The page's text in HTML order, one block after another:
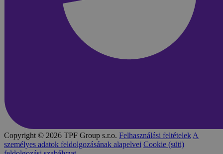
Copyright © 2026 TPF Group s.r.o. Felhasználási feltételek A
személyes adatok feldolgozásának alapelvei Cookie (süti)